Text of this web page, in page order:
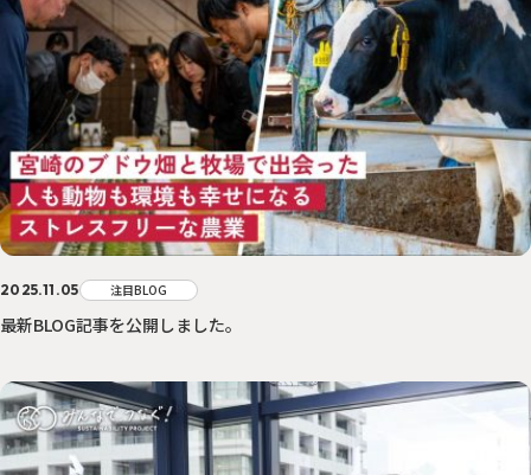
2025.11.05 注目BLOG
最新BLOG記事を公開しました。